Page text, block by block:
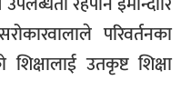
परिवर्तनका
उतकृष्ट शिक्षा